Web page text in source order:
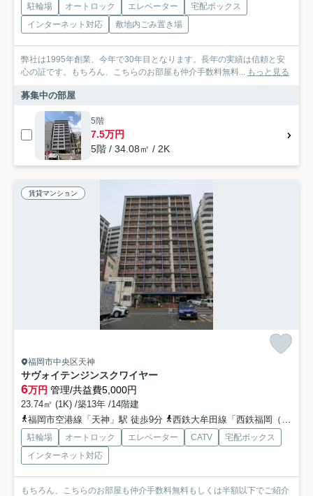
駐輪場 オートロック エレベーター
宅配ボックス
インターネット対応
敷地内ごみ置き場
弊社は1995年創業、今年で30年目となります。長年の実績は信頼と安
心の証です。もちろん、こちらのお部屋も仲介手数料無料...
もっと見る
募集中の部屋
5階
7.5万円
5階 / 34.08㎡ / 2K
賃貸マンション
福岡市中央区天神
サヴォイテンジンスクワイヤー
6万円 管理/共益費5,000円
23.74㎡ (1K) /築13年 /14階建
福岡市空港線「天神」駅 徒歩9分
西鉄大牟田線「西鉄福岡（天神）」駅 徒歩13分
駐輪場 オートロック エレベーター CATV
宅配ボックス
インターネット対応
もちろん、こちらのお部屋も仲介手数料無料もしくは半額以下でご紹介